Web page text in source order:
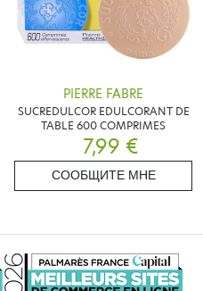
PIERRE FABRE
SUCREDULCOR EDULCORANT DE
TABLE 600 COMPRIMES
7,99 €
СООБЩИТЕ МНЕ